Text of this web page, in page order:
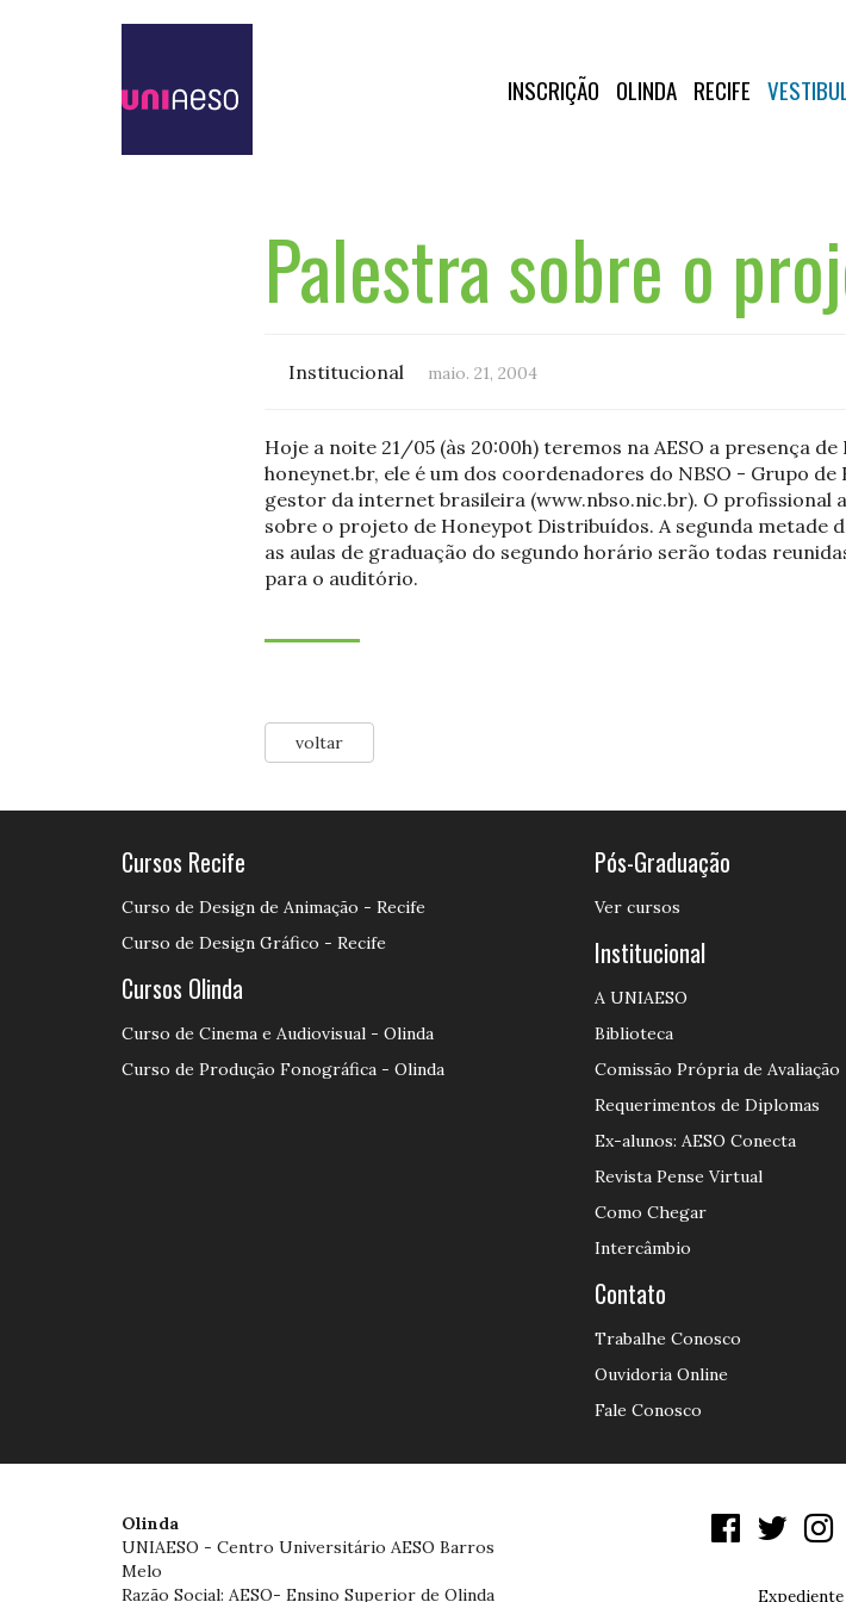
INSCRIÇÃO OLINDA RECIFE
Palestra sobre o
Institucional maio. 21, 2004
Hoje a noite 21/05 (às 20:00h) teremos na AESO a presença
honeynet.br, ele é um dos coordenadores do NBSO - Grupo
gestor da internet brasileira (www.nbso.nic.br). O profissional
sobre o projeto de Honeypot Distribuídos. A segunda metade
as aulas de graduação do segundo horário serão todas
para o auditório.
voltar
Cursos Recife
Curso de Design de Animação - Recife
Curso de Design Gráfico - Recife
Cursos Olinda
Curso de Cinema e Audiovisual - Olinda
Curso de Produção Fonográfica - Olinda
Pós-Graduação
Ver cursos
Institucional
A UNIAESO
Biblioteca
Comissão Própria de Avaliação
Requerimentos de Diplomas
Ex-alunos: AESO Conecta
Revista Pense Virtual
Como Chegar
Intercâmbio
Contato
Trabalhe Conosco
Ouvidoria Online
Fale Conosco
Olinda
UNIAESO - Centro Universitário AESO Barros
Melo
Razão Social: AESO- Ensino Superior de Olinda
Expediente